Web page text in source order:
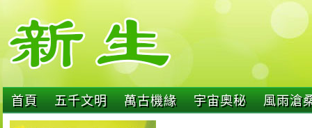
首頁 五千文明 萬古機緣 宇宙奧秘 風雨滄